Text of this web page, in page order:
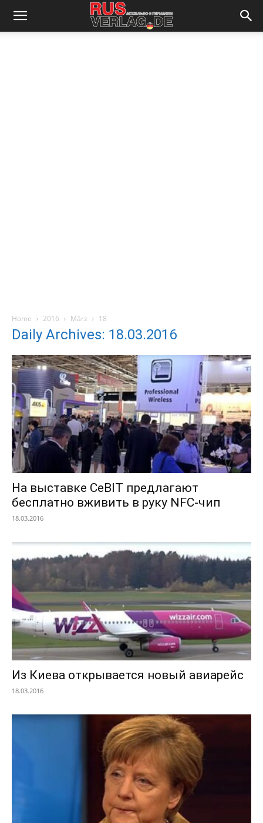
Home 2016 März 18
Daily Archives: 18.03.2016
На выставке CeBIT предлагают
бесплатно вживить в руку NFC-чип
18.03.2016
Из Киева открывается новый авиарейс
18.03.2016